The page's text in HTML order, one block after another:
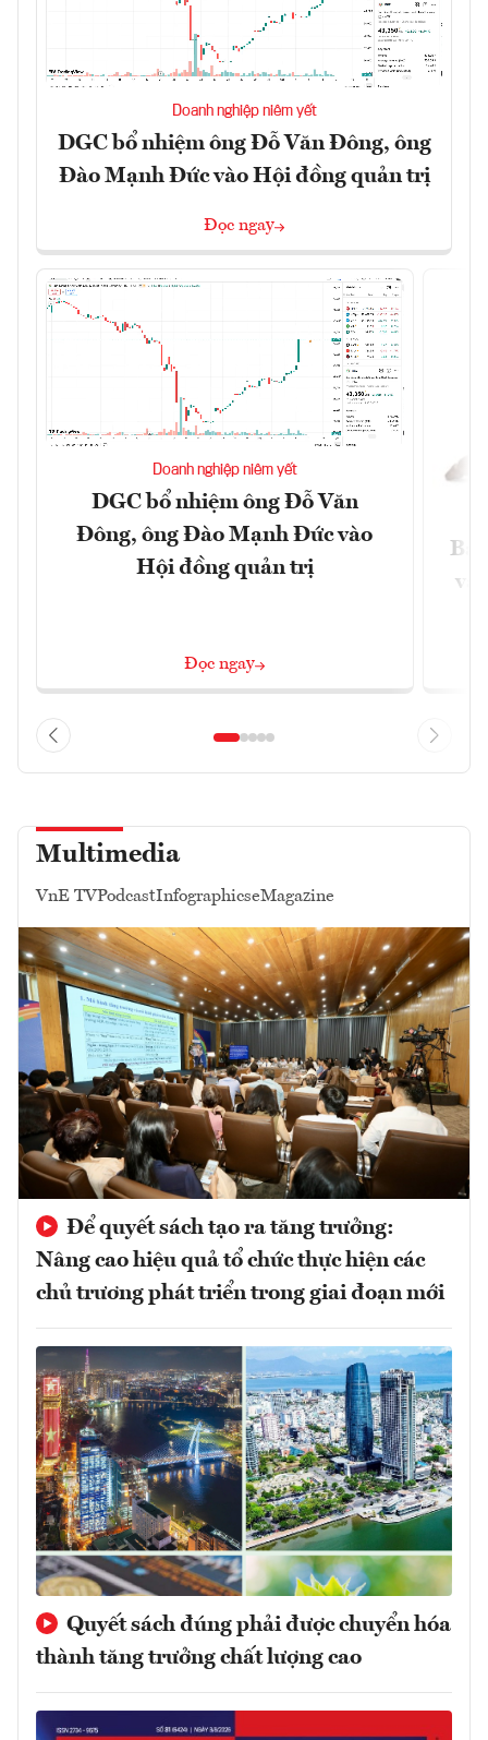
Doanh nghiệp niêm yết
DGC bổ nhiệm ông Đỗ Văn Đông, ông
Đào Mạnh Đức vào Hội đồng quản trị
Đọc ngay
Doanh nghiệp niêm yết
DGC bổ nhiệm ông Đỗ Văn
Đông, ông Đào Mạnh Đức vào
Hội đồng quản trị
Đọc ngay
và
Multimedia
VnE TVPodcastInfographicseMagazine
Để quyết sách tạo ra tăng trưởng:
Nâng cao hiệu quả tổ chức thực hiện các
chủ trương phát triển trong giai đoạn mới
Quyết sách đúng phải được chuyển hóa
thành tăng trưởng chất lượng cao